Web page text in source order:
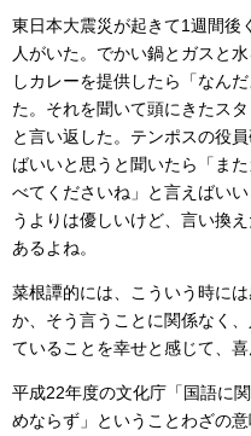
東日本大震災が起きて1週間後
人がいた。でかい鍋とガスと
しカレーを提供したら「なん
た。それを聞いて頭にきたス
と言い返した。テンポスの役
ばいいと思うと聞いたら「ま
べてくださいね」と言えばい
うよりは優しいけど、言い換
あるよね。
菜根譚的には、こういう時に
か、そう言うことに関係なく
ていることを幸せと感じて、
平成22年度の文化庁「国語に
めならず」ということわざの